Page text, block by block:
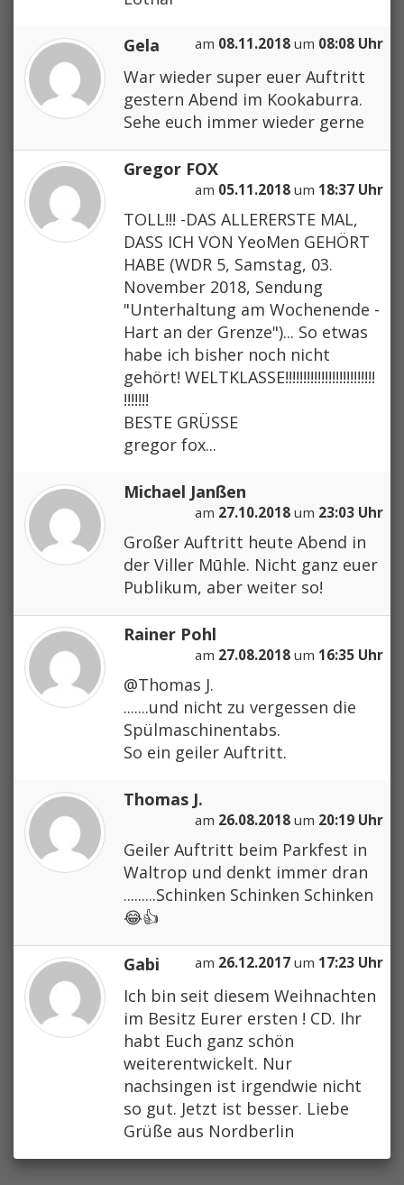
Gela am 08.11.2018 um 08:08 Uhr
War wieder super euer Auftritt
gestern Abend im Kookaburra.
Sehe euch immer wieder gerne
Gregor FOX
am 05.11.2018 um 18:37 Uhr
TOLL!!! -DAS ALLERERSTE MAL,
DASS ICH VON YeoMen GEHÖRT
HABE (WDR 5, Samstag, 03.
November 2018, Sendung
"Unterhaltung am Wochenende -
Hart an der Grenze")... So etwas
habe ich bisher noch nicht
gehört! WELTKLASSE!!!!!!!!!!!!!!!!!!!!!!!!!
!!!!!!!
BESTE GRÜSSE
gregor fox...
Michael Janßen
am 27.10.2018 um 23:03 Uhr
Großer Auftritt heute Abend in
der Viller Mūhle. Nicht ganz euer
Publikum, aber weiter so!
Rainer Pohl
am 27.08.2018 um 16:35 Uhr
@Thomas J.
.......und nicht zu vergessen die
Spülmaschinentabs.
So ein geiler Auftritt.
Thomas J.
am 26.08.2018 um 20:19 Uhr
Geiler Auftritt beim Parkfest in
Waltrop und denkt immer dran
.........Schinken Schinken Schinken
😂👍
Gabi am 26.12.2017 um 17:23 Uhr
Ich bin seit diesem Weihnachten
im Besitz Eurer ersten ! CD. Ihr
habt Euch ganz schön
weiterentwickelt. Nur
nachsingen ist irgendwie nicht
so gut. Jetzt ist besser. Liebe
Grüße aus Nordberlin